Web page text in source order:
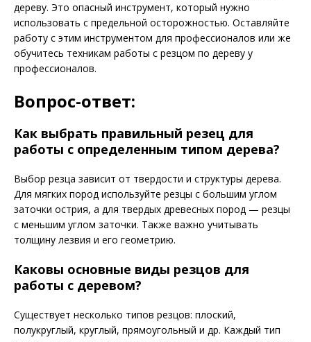
дереву. Это опасный инструмент, который нужно
использовать с предельной осторожностью. Оставляйте
работу с этим инструментом для профессионалов или же
обучитесь техникам работы с резцом по дереву у
профессионалов.
Вопрос-ответ:
Как выбрать правильный резец для
работы с определенным типом дерева?
Выбор резца зависит от твердости и структуры дерева.
Для мягких пород используйте резцы с большим углом
заточки острия, а для твердых древесных пород — резцы
с меньшим углом заточки. Также важно учитывать
толщину лезвия и его геометрию.
Каковы основные виды резцов для
работы с деревом?
Существует несколько типов резцов: плоский,
полукруглый, круглый, прямоугольный и др. Каждый тип